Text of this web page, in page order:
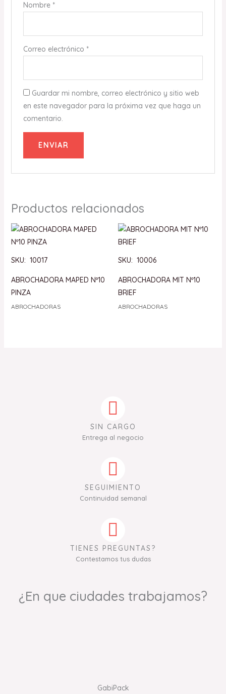
Nombre *
Correo electrónico *
Guardar mi nombre, correo electrónico y sitio web
en este navegador para la próxima vez que haga un
comentario.
Productos relacionados
SKU: 10017
ABROCHADORA MAPED Nº10
PINZA
ABROCHADORAS
SKU: 10006
ABROCHADORA MIT Nº10
BRIEF
ABROCHADORAS
SIN CARGO
Entrega al negocio
SEGUIMIENTO
Continuidad semanal
TIENES PREGUNTAS?
Contestamos tus dudas
¿En que ciudades trabajamos?
GabiPack